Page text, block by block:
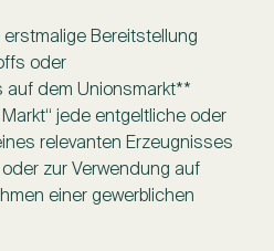
erstmalige Bereitstellung
oder
auf dem Unionsmarkt**
jede entgeltliche oder
relevanten Erzeugnisses
zur Verwendung auf
einer gewerblichen